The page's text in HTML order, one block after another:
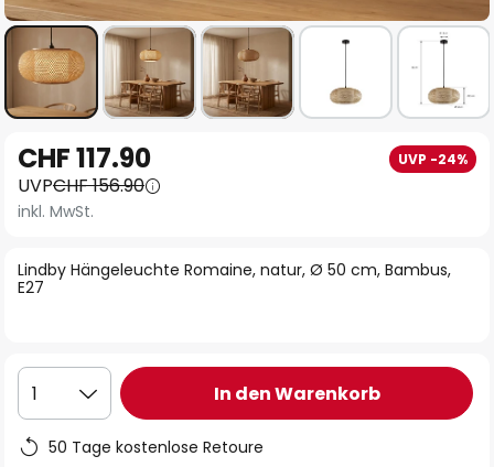
Anfang
der
Bildgalerie
Lindby Hängeleuchte Romaine, natur, Ø 50 cm, Bambus,
E27
CHF 117.90 UVP -24%
UVPCHF 156.90
inkl. MwSt.
1 In den Warenkorb
50 Tage kostenlose Retoure